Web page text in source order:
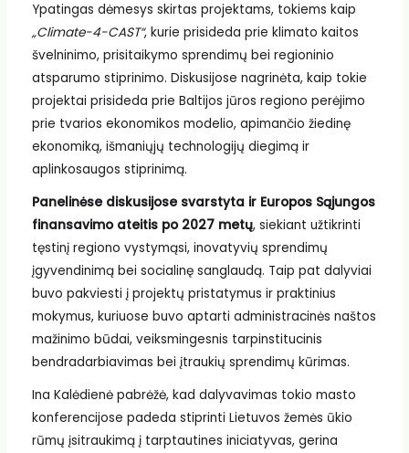
Ypatingas dėmesys skirtas projektams, tokiems kaip
„Climate-4-CAST“, kurie prisideda prie klimato kaitos
švelninimo, prisitaikymo sprendimų bei regioninio
atsparumo stiprinimo. Diskusijose nagrinėta, kaip tokie
projektai prisideda prie Baltijos jūros regiono perėjimo
prie tvarios ekonomikos modelio, apimančio žiedinę
ekonomiką, išmaniųjų technologijų diegimą ir
aplinkosaugos stiprinimą.
Panelinėse diskusijose svarstyta ir Europos Sąjungos
finansavimo ateitis po 2027 metų, siekiant užtikrinti
tęstinį regiono vystymąsi, inovatyvių sprendimų
įgyvendinimą bei socialinę sanglaudą. Taip pat dalyviai
buvo pakviesti į projektų pristatymus ir praktinius
mokymus, kuriuose buvo aptarti administracinės naštos
mažinimo būdai, veiksmingesnis tarpinstitucinis
bendradarbiavimas bei įtraukių sprendimų kūrimas.
Ina Kalėdienė pabrėžė, kad dalyvavimas tokio masto
konferencijose padeda stiprinti Lietuvos žemės ūkio
rūmų įsitraukimą į tarptautines iniciatyvas, gerina